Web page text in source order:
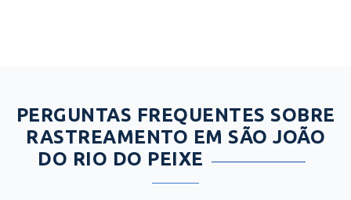
PERGUNTAS FREQUENTES SOBRE
RASTREAMENTO EM SÃO JOÃO
DO RIO DO PEIXE